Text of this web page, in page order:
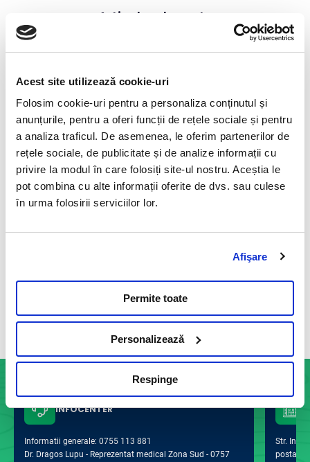
Acest site utilizează cookie-uri
Folosim cookie-uri pentru a personaliza conținutul și
anunțurile, pentru a oferi funcții de rețele sociale și pentru
a analiza traficul. De asemenea, le oferim partenerilor de
rețele sociale, de publicitate și de analize informații cu
privire la modul în care folosiți site-ul nostru. Aceștia le
pot combina cu alte informații oferite de dvs. sau culese
în urma folosirii serviciilor lor.
Afişare
Permite toate
Personalizează
Respinge
Articole relevante
LABRADOR RETRIEVER - probleme de
sanatate specifice rasei
21 Septembrie 2022
Labradorii se numara printre cele mai populare rase de
caini.
INFOCENTER
Informatii generale: 0755 113 881
Dr. Dragos Lupu - Reprezentat medical Zona Sud - 0757
Str.
postal